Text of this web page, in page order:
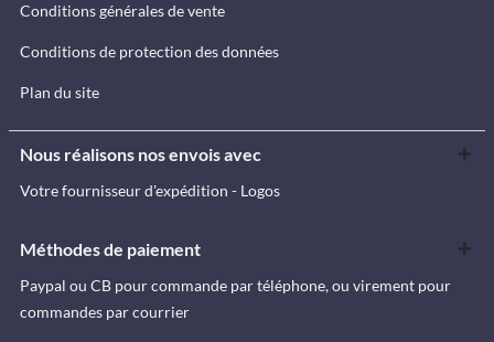
Conditions générales de vente
Conditions de protection des données
Plan du site
Nous réalisons nos envois avec
Votre fournisseur d'expédition - Logos
Méthodes de paiement
Paypal ou CB pour commande par téléphone, ou virement pour
commandes par courrier